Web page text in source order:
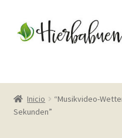
aal
Inicio
About Us
Inicio
“Musikvideo-
Sekunden”